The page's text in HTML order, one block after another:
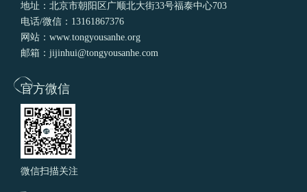
地址：北京市朝阳区广顺北大街33号福泰中心703
电话/微信：13161867376
网站：www.tongyousanhe.org
邮箱：jijinhui@tongyousanhe.com
官方微信
微信扫描关注